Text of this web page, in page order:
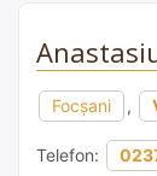
Focșani ,
Telefon: